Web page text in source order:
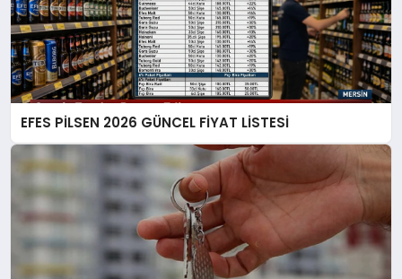
EFES PİLSEN 2026 GÜNCEL FİYAT LİSTESİ